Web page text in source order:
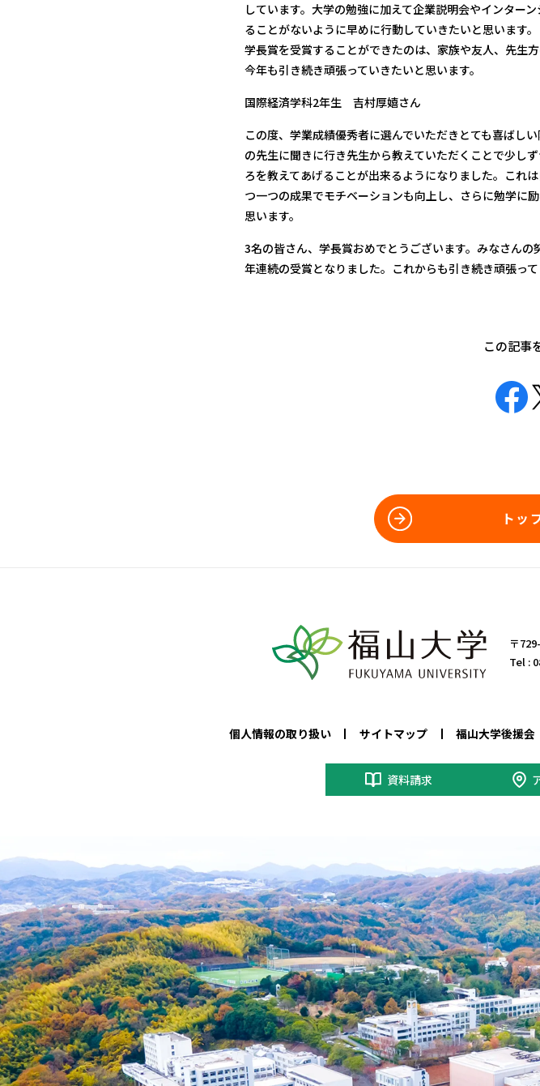
しています。大学の勉強に加えて企業説明会やインター
ることがないように早めに行動していきたいと思います。
学長賞を受賞することができたのは、家族や友人、先生
今年も引き続き頑張っていきたいと思います。
国際経済学科2年生 吉村厚嬉さん
この度、学業成績優秀者に選んでいただきとても喜ばし
の先生に聞きに行き先生から教えていただくことで少し
ろを教えてあげることが出来るようになりました。これ
つ一つの成果でモチベーションも向上し、さらに勉学に
思います。
3名の皆さん、学長賞おめでとうございます。みなさん
年連続の受賞となりました。これからも引き続き頑張って
この記事
トッ
〒
Tel :
個人情報の取り扱い サイトマップ 福山大学後援会
資料請求